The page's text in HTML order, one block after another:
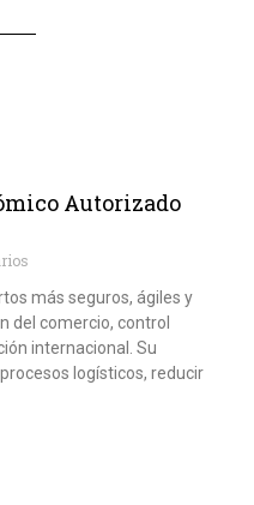
Autorizado
más seguros, ágiles y
del comercio, control
internacional. Su
logísticos, reducir